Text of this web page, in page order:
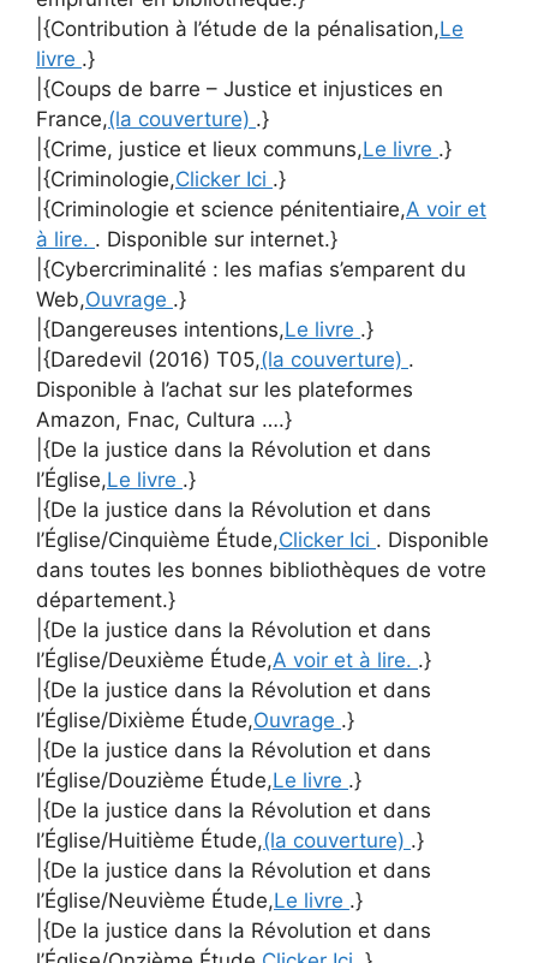
|{Contribution à l’étude de la pénalisation,Le
livre .}
|{Coups de barre – Justice et injustices en
France,(la couverture) .}
|{Crime, justice et lieux communs,Le livre .}
|{Criminologie,Clicker Ici .}
|{Criminologie et science pénitentiaire,A voir et
à lire. . Disponible sur internet.}
|{Cybercriminalité : les mafias s’emparent du
Web,Ouvrage .}
|{Dangereuses intentions,Le livre .}
|{Daredevil (2016) T05,(la couverture) .
Disponible à l’achat sur les plateformes
Amazon, Fnac, Cultura ….}
|{De la justice dans la Révolution et dans
l’Église,Le livre .}
|{De la justice dans la Révolution et dans
l’Église/Cinquième Étude,Clicker Ici . Disponible
dans toutes les bonnes bibliothèques de votre
département.}
|{De la justice dans la Révolution et dans
l’Église/Deuxième Étude,A voir et à lire. .}
|{De la justice dans la Révolution et dans
l’Église/Dixième Étude,Ouvrage .}
|{De la justice dans la Révolution et dans
l’Église/Douzième Étude,Le livre .}
|{De la justice dans la Révolution et dans
l’Église/Huitième Étude,(la couverture) .}
|{De la justice dans la Révolution et dans
l’Église/Neuvième Étude,Le livre .}
|{De la justice dans la Révolution et dans